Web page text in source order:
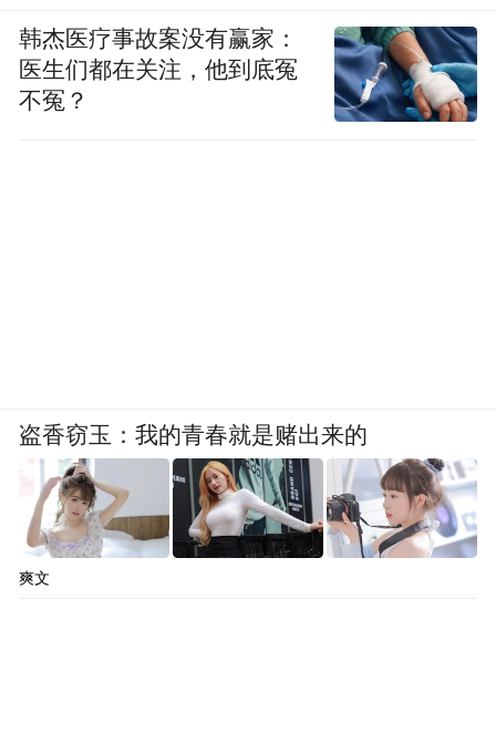
韩杰医疗事故案没有赢家：
医生们都在关注，他到底冤
不冤？
盗香窃玉：我的青春就是赌出来的
爽文